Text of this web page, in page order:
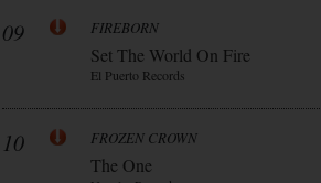
09 FIREBORN
Set The World On Fire
El Puerto Records
10 FROZEN CROWN
The One